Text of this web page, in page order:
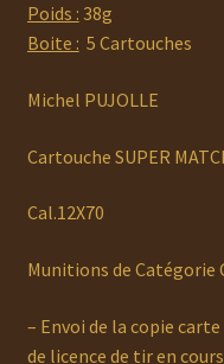
Poids : 38g
Boite : 5 Cartouches
Michel PUJOLLE
Cartouche SUPER
Cal.12X70
Munitions de Catégorie
– Envoi de la copie
de licence de tir en